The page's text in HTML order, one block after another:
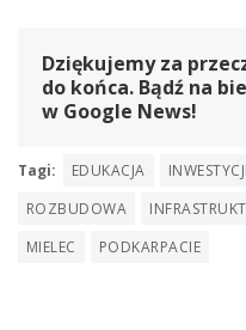
Dziękujemy za
do końca. Bądź na
w Google News!
Tagi: EDUKACJA
ROZBUDOWA
MIELEC
PODKARPACIE